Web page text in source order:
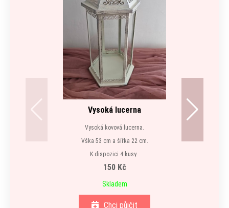
Vysoká lucerna
Vysoká kovová lucerna.
Vška 53 cm a šířka 22 cm.
K dispozici 4 kusy.
150 Kč
Skladem
Chci půjčit